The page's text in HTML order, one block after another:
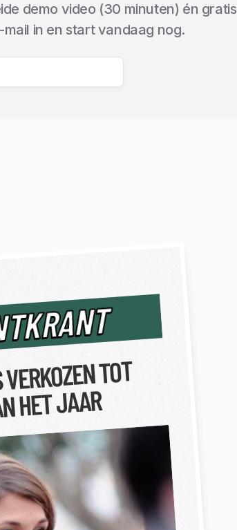
demo video (30 minuten) én gratis
in en start vandaag nog.
TOT
HET JAAR